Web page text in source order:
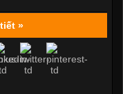
»